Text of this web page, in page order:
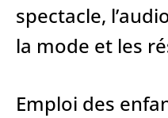
spectacle,
la mode et les
Emploi des